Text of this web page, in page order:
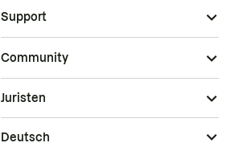
Support
Community
Juristen
Deutsch